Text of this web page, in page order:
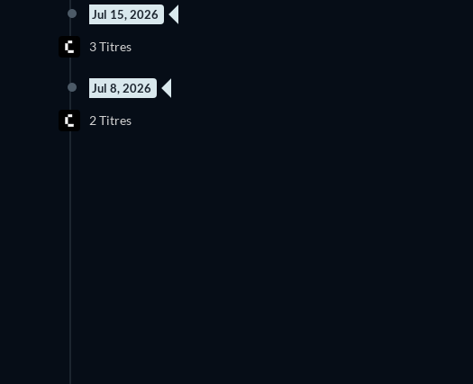
Jul 15, 2026
3 Titres
Jul 8, 2026
2 Titres